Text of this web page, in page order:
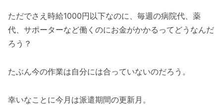
ただでさえ時給1000円以下なのに、毎週の病院代、薬
代、サポーターなど働くのにお金がかかるってどうなんだ
ろう？
たぶん今の作業は自分には合っていないのだろう。
幸いなことに今月は派遣期間の更新月。